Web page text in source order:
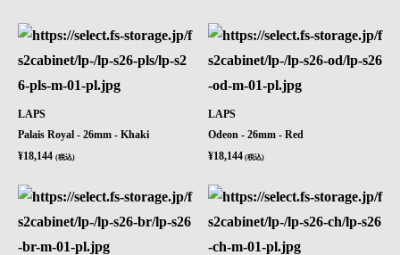
LAPS
Palais Royal - 26mm - Khaki
¥18,144 (税込)
LAPS
Odeon - 26mm - Red
¥18,144 (税込)